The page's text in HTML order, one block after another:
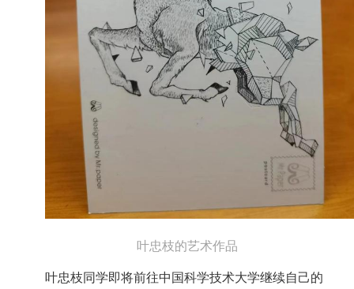
叶忠枝的艺术作品
叶忠枝同学即将前往中国科学技术大学继续自己的